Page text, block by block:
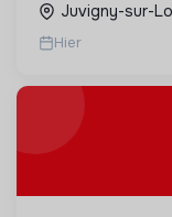
Juvigny-sur-
Hier